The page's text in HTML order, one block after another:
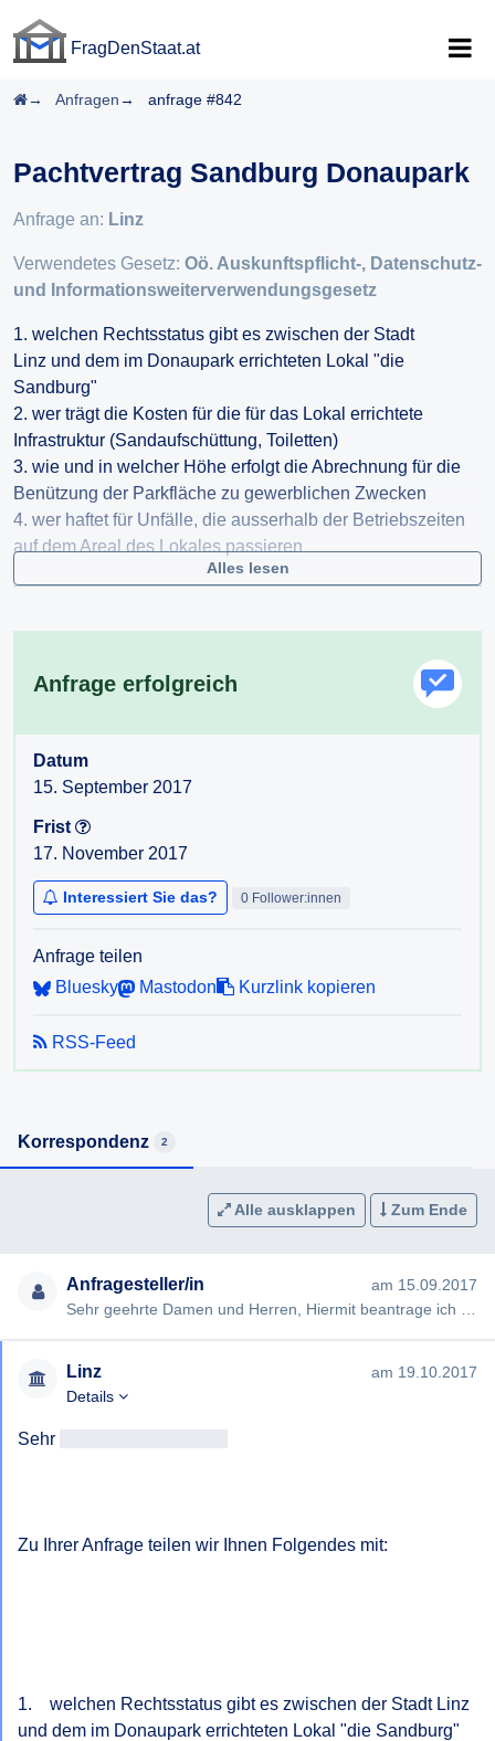
FragDenStaat.at
Startseite
Anfragen anfrage #842
Pachtvertrag Sandburg Donaupark
Anfrage an: Linz
Verwendetes Gesetz: Oö. Auskunftspflicht-, Datenschutz-
und Informationsweiterverwendungsgesetz
1. welchen Rechtsstatus gibt es zwischen der Stadt
Linz und dem im Donaupark errichteten Lokal "die
Sandburg"
2. wer trägt die Kosten für die für das Lokal errichtete
Infrastruktur (Sandaufschüttung, Toiletten)
3. wie und in welcher Höhe erfolgt die Abrechnung für die
Benützung der Parkfläche zu gewerblichen Zwecken
4. wer haftet für Unfälle, die ausserhalb der Betriebszeiten
auf dem Areal des Lokales passieren
Alles lesen
Anfrage erfolgreich
Datum
15. September 2017
Frist
17. November 2017
Interessiert Sie das? 0 Follower:innen
Anfrage teilen
Bluesky
Mastodon Kurzlink kopieren
RSS-Feed
Korrespondenz 2
Alle ausklappen Zum Ende
Anfragesteller/in
am 15.09.2017
Linz
am 19.10.2017
Details
Sehr
Zu Ihrer Anfrage teilen wir Ihnen Folgendes mit:
1.    welchen Rechtsstatus gibt es zwischen der Stadt Linz
und dem im Donaupark errichteten Lokal "die Sandburg"